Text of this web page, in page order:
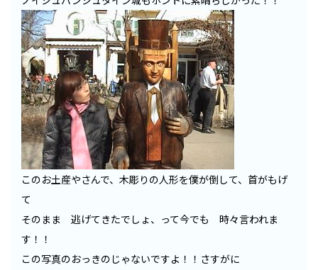
このお土産やさんで、木彫りの人形を僕が倒して、首がもげ
て
そのまま 逃げてきたでしょ、って今でも 時々言われま
す！！
この写真のおっきのじゃないですよ！！さすがに